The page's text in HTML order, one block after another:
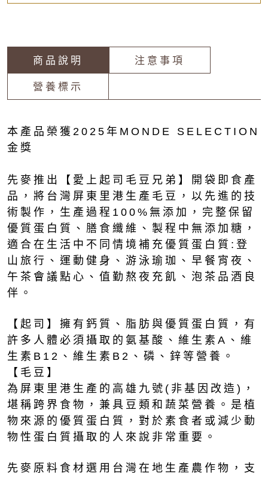
商品說明 注意事項
營養標示
本產品榮獲2025年MONDE SELECTION
金獎
先麥推出【愛上起司毛豆兄弟】開袋即食產
品，將台灣屏東里港生產毛豆，以先進的技
術製作，生產過程100%無添加，完整保留
優質蛋白質、膳食纖維、製程中無添加糖，
適合在生活中不同情境補充優質蛋白質:登
山旅行、運動健身、游泳瑜珈、早餐宵夜、
午茶會議點心、值勤熬夜充飢、泡茶品酒良
伴。
【起司】擁有鈣質、脂肪與優質蛋白質，有
許多人體必須攝取的氨基酸、維生素A、維
生素B12、維生素B2、磷、鋅等營養。
【毛豆】
為屏東里港生產的高雄九號(非基因改造)，
堪稱跨界食物，兼具豆類和蔬菜營養。是植
物來源的優質蛋白質，對於素食者或減少動
物性蛋白質攝取的人來說非常重要。
先麥原料食材選用台灣在地生產農作物，支